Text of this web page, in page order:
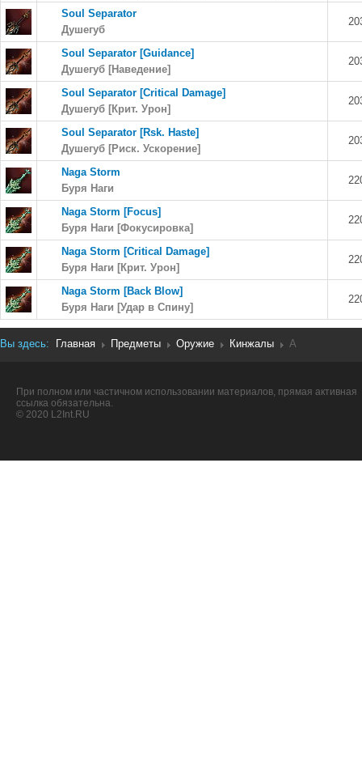
Soul Separator
Душегуб
Soul Separator [Guidance]
Душегуб [Наведение]
Soul Separator [Critical Damage]
Душегуб [Крит. Урон]
Soul Separator [Rsk. Haste]
Душегуб [Риск. Ускорение]
Naga Storm
Буря Наги
Naga Storm [Focus]
Буря Наги [Фокусировка]
Naga Storm [Critical Damage]
Буря Наги [Крит. Урон]
Naga Storm [Back Blow]
Буря Наги [Удар в Спину]
Вы здесь: Главная Предметы Оружие Кинжалы A
При полном или частичном использовании материалов, прямая активная
ссылка обязательна.
© 2020 L2Int.RU